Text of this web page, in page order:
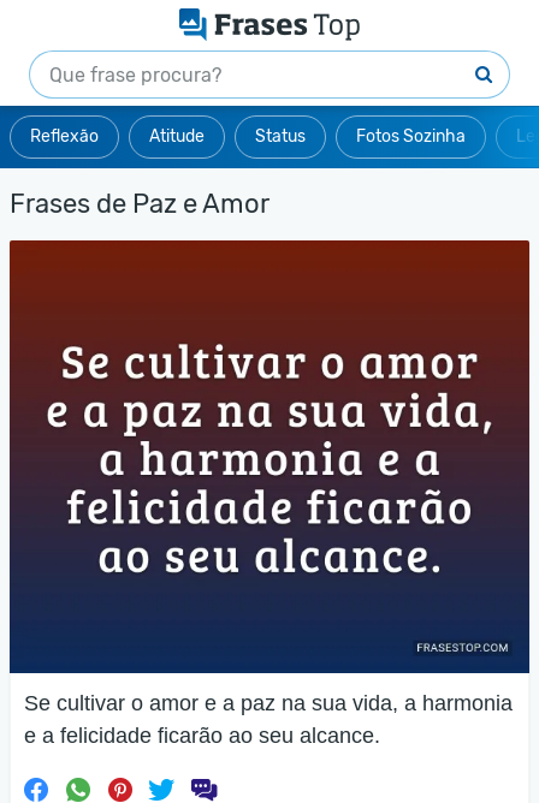
Reflexão Atitude Status Fotos Sozinha
Frases de Paz e Amor
Se cultivar o amor e a paz na sua vida, a harmonia
e a felicidade ficarão ao seu alcance.